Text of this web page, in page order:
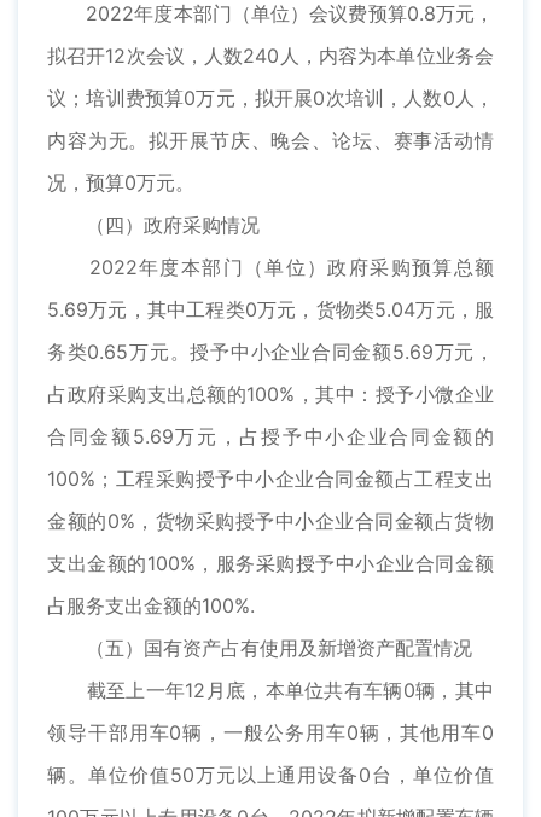
2022年度本部门（单位）会议费预算0.8万元，
拟召开12次会议，人数240人，内容为本单位业务会
议；培训费预算0万元，拟开展0次培训，人数0人，
内容为无。拟开展节庆、晚会、论坛、赛事活动情
况，预算0万元。
（四）政府采购情况
2022年度本部门（单位）政府采购预算总额
5.69万元，其中工程类0万元，货物类5.04万元，服
务类0.65万元。授予中小企业合同金额5.69万元，
占政府采购支出总额的100%，其中：授予小微企业
合同金额5.69万元，占授予中小企业合同金额的
100%；工程采购授予中小企业合同金额占工程支出
金额的0%，货物采购授予中小企业合同金额占货物
支出金额的100%，服务采购授予中小企业合同金额
占服务支出金额的100%.
（五）国有资产占有使用及新增资产配置情况
截至上一年12月底，本单位共有车辆0辆，其中
领导干部用车0辆，一般公务用车0辆，其他用车0
辆。单位价值50万元以上通用设备0台，单位价值